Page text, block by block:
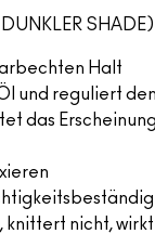
SHADE)
Halt
und reguliert
das
knittert nicht,